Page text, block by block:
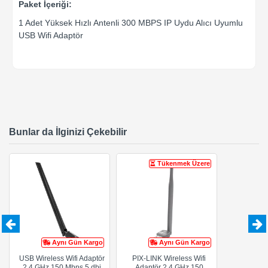
Paket İçeriği:
1 Adet Yüksek Hızlı Antenli 300 MBPS IP Uydu Alıcı Uyumlu
USB Wifi Adaptör
Bunlar da İlginizi Çekebilir
Aynı Gün Kargo
USB Wireless Wifi Adaptör
Aynı Gün Kargo
Tükenmek Üzere
PIX-LINK Wireless Wifi